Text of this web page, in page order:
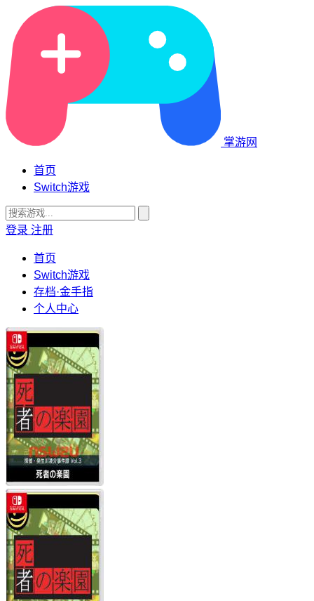
掌游网
首页
Switch游戏
登录 注册
首页
Switch游戏
存档·金手指
个人中心